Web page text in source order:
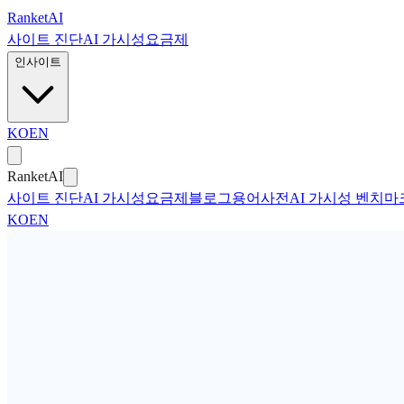
본문으로 건너뛰기
RanketAI
사이트 진단AI 가시성 요금제
인사이트
KOEN
RanketAI
사이트 진단AI 가시성 요금제 블로그용어사전 AI 가시성 벤치마
KOEN